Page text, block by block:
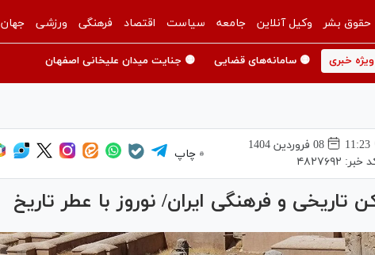
حقوق بشر وکیل آنلاین جامعه سیاست اقتصاد فرهنگی ورزشی جهان
خبری 🟡 سامانه‌های قضایی 🟡 جنایت میدان علیخانی اصفهان
11:23
08 فروردين 1404
خبر: ۴۸۲۷۶۹۲
چاپ
تاریخی و فرهنگی ایران/ نوروز با عطر تاریخ